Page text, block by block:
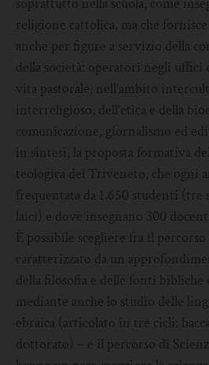
soprattutto nella scuola, come
religione cattolica, ma che
anche per figure a servizio della
della società: operatori negli uffici
vita pastorale, nell’ambito
interreligioso, dell’etica e della
comunicazione, giornalismo ed
in sintesi, la proposta formativa
teologica del Triveneto, che ogni
frequentata da 1.650 studenti (tre
laici) e dove insegnano 300
È possibile scegliere fra il percorso
caratterizzato da un
della filosofia e delle fonti bibliche
mediante anche lo studio delle
ebraica (articolato in tre cicli:
dottorato) – e il percorso di